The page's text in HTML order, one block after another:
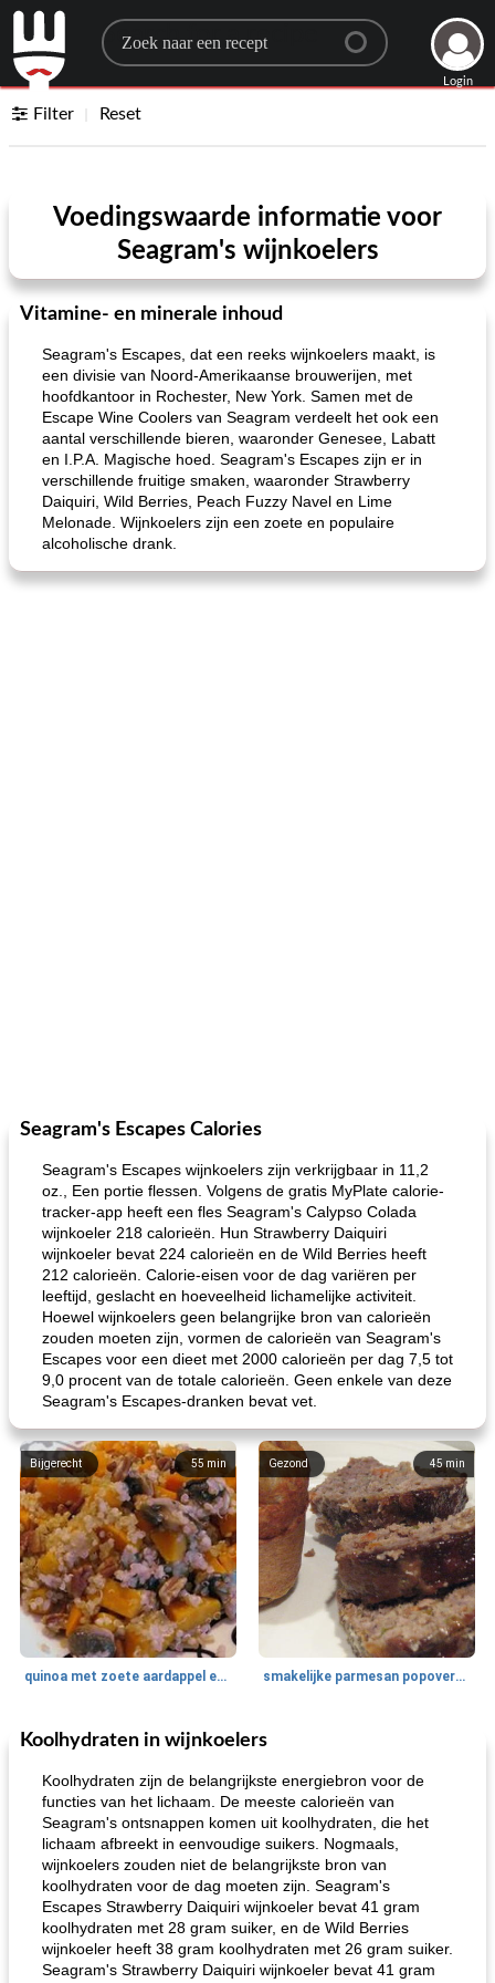
Search for a recipe
Login
Filter Reset
Voedingswaarde informatie voor
Seagram's wijnkoelers
Vitamine- en minerale inhoud
Seagram's Escapes, dat een reeks wijnkoelers maakt, is
een divisie van Noord-Amerikaanse brouwerijen, met
hoofdkantoor in Rochester, New York. Samen met de
Escape Wine Coolers van Seagram verdeelt het ook een
aantal verschillende bieren, waaronder Genesee, Labatt
en I.P.A. Magische hoed. Seagram's Escapes zijn er in
verschillende fruitige smaken, waaronder Strawberry
Daiquiri, Wild Berries, Peach Fuzzy Navel en Lime
Melonade. Wijnkoelers zijn een zoete en populaire
alcoholische drank.
Seagram's Escapes Calories
Seagram's Escapes wijnkoelers zijn verkrijgbaar in 11,2
oz., Een portie flessen. Volgens de gratis MyPlate calorie-
tracker-app heeft een fles Seagram's Calypso Colada
wijnkoeler 218 calorieën. Hun Strawberry Daiquiri
wijnkoeler bevat 224 calorieën en de Wild Berries heeft
212 calorieën. Calorie-eisen voor de dag variëren per
leeftijd, geslacht en hoeveelheid lichamelijke activiteit.
Hoewel wijnkoelers geen belangrijke bron van calorieën
zouden moeten zijn, vormen de calorieën van Seagram's
Escapes voor een dieet met 2000 calorieën per dag 7,5 tot
9,0 procent van de totale calorieën. Geen enkele van deze
Seagram's Escapes-dranken bevat vet.
55 min
Bijgerecht
quinoa met zoete aardappel en champignons
45min
Gezond
smakelijke parmesan popovers (gezonder!)
40 min
One Dish Meal
gemakkelijke rijst en hamburger een gerecht diner
Koolhydraten in wijnkoelers
Koolhydraten zijn de belangrijkste energiebron voor de
functies van het lichaam. De meeste calorieën van
Seagram's ontsnappen komen uit koolhydraten, die het
lichaam afbreekt in eenvoudige suikers. Nogmaals,
wijnkoelers zouden niet de belangrijkste bron van
koolhydraten voor de dag moeten zijn. Seagram's
Escapes Strawberry Daiquiri wijnkoeler bevat 41 gram
koolhydraten met 28 gram suiker, en de Wild Berries
wijnkoeler heeft 38 gram koolhydraten met 26 gram suiker.
Seagram's Strawberry Daiquiri wijnkoeler bevat 41 gram